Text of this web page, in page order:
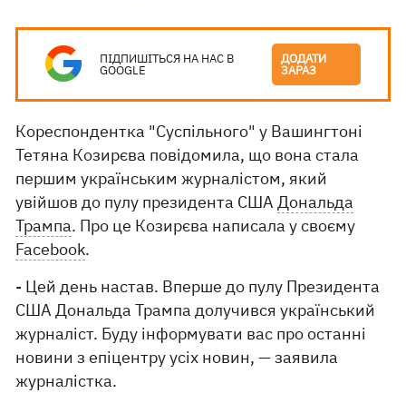
ПІДПИШІТЬСЯ НА НАС В
GOOGLE
ДОДАТИ
ЗАРАЗ
Кореспондентка "Суспільного" у Вашингтоні
Тетяна Козирєва повідомила, що вона стала
першим українським журналістом, який
увійшов до пулу президента СШАДональда
Трампа. Про це Козирєва написала у своєму
Facebook.
- Цей день настав. Вперше до пулу Президента
США Дональда Трампа долучився український
журналіст. Буду інформувати вас про останні
новини з епіцентру усіх новин, — заявила
журналістка.